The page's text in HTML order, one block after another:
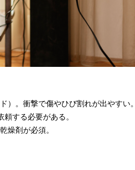
）。衝撃で傷やひび割れが出やすい
する必要がある。
燥剤が必須。